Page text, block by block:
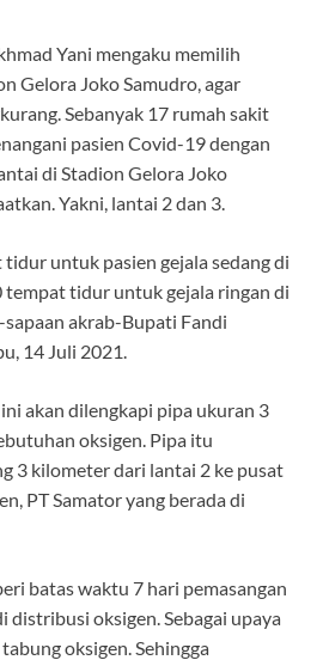
Yani mengaku memilih
Gelora Joko Samudro, agar
Sebanyak 17 rumah sakit
pasien Covid-19 dengan
di Stadion Gelora Joko
Yakni, lantai 2 dan 3.
tidur untuk pasien gejala sedang di
tempat tidur untuk gejala ringan di
sapaan akrab-Bupati Fandi
14 Juli 2021.
akan dilengkapi pipa ukuran 3
oksigen. Pipa itu
3 kilometer dari lantai 2 ke pusat
PT Samator yang berada di
batas waktu 7 hari pemasangan
distribusi oksigen. Sebagai upaya
oksigen. Sehingga